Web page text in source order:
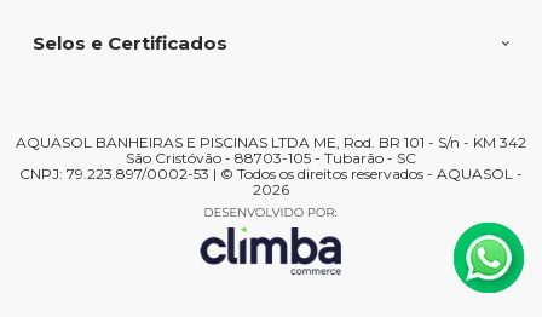
Selos e Certificados
AQUASOL BANHEIRAS E PISCINAS LTDA ME, Rod. BR 101 - S/n - KM 342
São Cristóvão - 88703-105 - Tubarão - SC
CNPJ: 79.223.897/0002-53 | © Todos os direitos reservados - AQUASOL -
2026